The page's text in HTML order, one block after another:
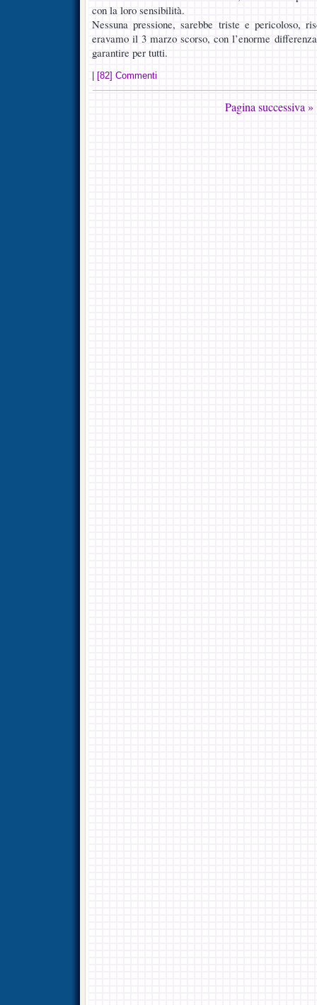
con la loro sensibilità.
Nessuna pressione, sarebbe triste e pericoloso,
eravamo il 3 marzo scorso, con l’enorme
garantire per tutti.
[82] Commenti
Pagina successiva »